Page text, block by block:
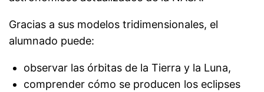
Gracias a sus modelos tridimensionales, el
alumnado puede:
observar las órbitas de la Tierra y la Luna,
comprender cómo se producen los eclipses